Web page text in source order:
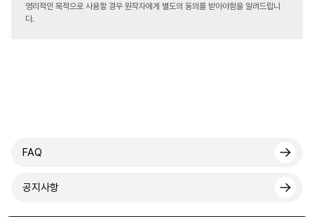
영리적인 목적으로 사용할 경우 원작자에게 별도의 동의를 받아야함을 알려드립니
다.
FAQ
공지사항